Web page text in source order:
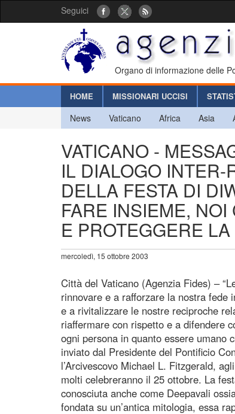
Seguici
Organo di informazione delle
HOME MISSIONARI UCCISI
News Vaticano Africa Asia
VATICANO -
IL DIALOGO
DELLA FESTA DI
FARE INSIEME,
E PROTEGGERE
mercoledì, 15 ottobre 2003
Città del Vaticano (Agenzia Fides) –
rinnovare e a rafforzare la nostra fede
e a rivitalizzare le nostre reciproche
riaffermare con rispetto e a difendere
ogni persona in quanto essere umano
inviato dal Presidente del Pontificio
l’Arcivescovo Michael L. Fitzgerald,
molti celebreranno il 25 ottobre. La
conosciuta anche come Deepavali
fondata su un’antica mitologia, essa